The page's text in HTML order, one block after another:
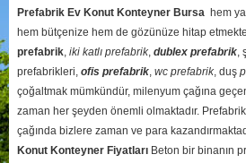
Prefabrik Ev Konut Konteyner Bursahem
hem bütçenize hem de gözünüze hitap
prefabrik, iki katlı prefabrik, dublex prefabrik,
prefabrikleri, ofis prefabrik, wc prefabrik, duş
çoğaltmak mümkündür, milenyum çağına
zaman her şeyden önemli olmaktadır.
çağında bizlere zaman ve para
Konut Konteyner Fiyatları Beton bir binanın